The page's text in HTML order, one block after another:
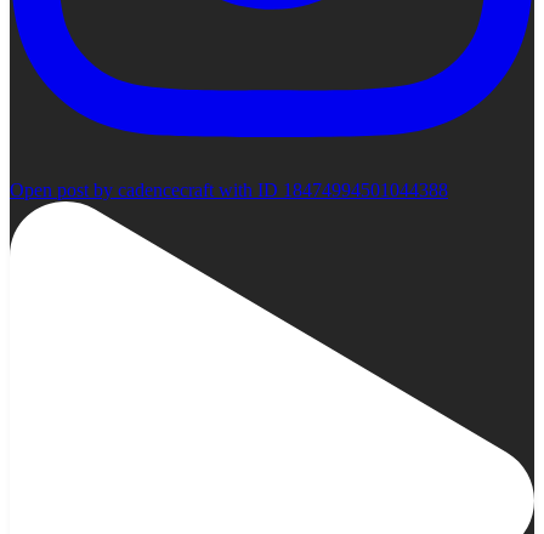
Open post by cadencecraft with ID 18474994501044388